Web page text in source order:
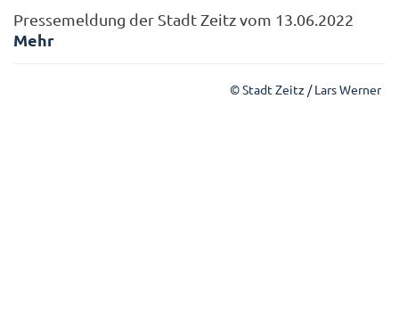
Pressemeldung der Stadt Zeitz vom 13.06.2022
Mehr
© Stadt Zeitz / Lars Werner